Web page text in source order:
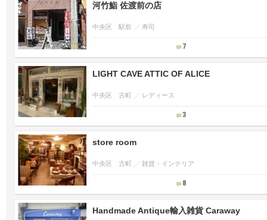
河竹鮨 佐渡前の店
中央区 駅前 寿司
7
LIGHT CAVE ATTIC OF ALICE
中央区 古町 レディース
3
store room
中央区 古町 雑貨・インテリア
8
Handmade Antique輸入雑貨 Caraway